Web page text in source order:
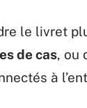
le livret
de cas, ou
à